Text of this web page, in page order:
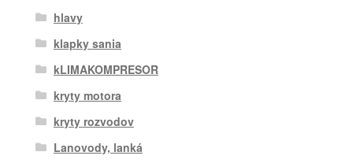
hlavy
klapky sania
kLIMAKOMPRESOR
kryty motora
kryty rozvodov
Lanovody, lanká